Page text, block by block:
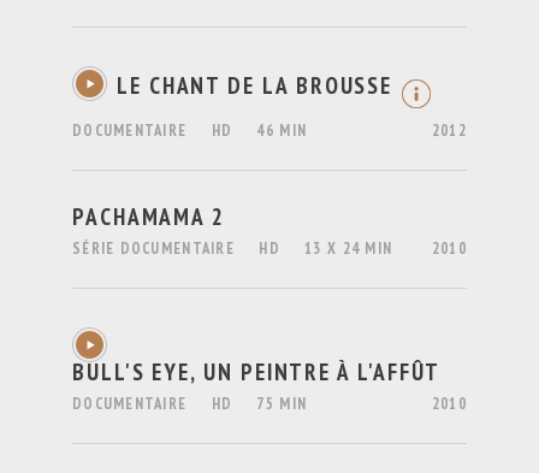
LE CHANT DE LA BROUSSE
DOCUMENTAIRE HD 46 MIN 2012
PACHAMAMA 2
SÉRIE DOCUMENTAIRE HD 13 X 24 MIN 2010
BULL'S EYE, UN PEINTRE À L'AFFÛT
DOCUMENTAIRE HD 75 MIN 2010